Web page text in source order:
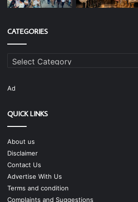
CATEGORIES
Categories
Ad
QUICK LINKS
About us
Disclaimer
Contact Us
Advertise With Us
Terms and condition
Complaints and Suggestions